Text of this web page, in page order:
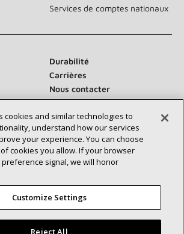
Services de comptes nationaux
Durabilité
Carrières
Nous contacter
nous :
cookies and similar technologies to
understand how our services
your experience. You can choose
cookies you allow. If your browser
preference signal, we will honor
Customize Settings
Reject All